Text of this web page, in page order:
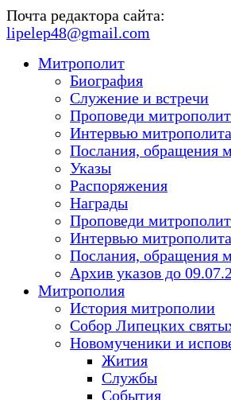
Почта редактора сайта:
lipelep48@gmail.com
Митрополит
Биография
Служение и встречи
Проповеди
Интервью
Послания, обращения
Указы
Распоряжения
Награды
Проповеди
Интервью
Послания, обращения
Архив указов до
Митрополия
История митрополии
Собор Липецких
Новомученики и
Жития
Службы
События